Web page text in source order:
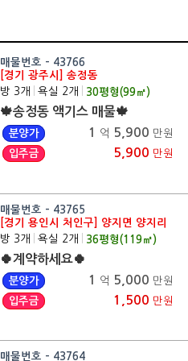
매물번호 - 43766
[경기 광주시] 송정동
방 3개
욕실 2개 30평형(99㎡)
🍁송정동 액기스 매물🍁
분양가 1 억 5,900 만원
입주금
5,900 만원
매물번호 - 43765
[경기 용인시 처인구] 양지면 양지리
방 3개
욕실 2개 36평형(119㎡)
🍀계약하세요🍀
분양가 1 억 5,000 만원
입주금
1,500 만원
매물번호 - 43764